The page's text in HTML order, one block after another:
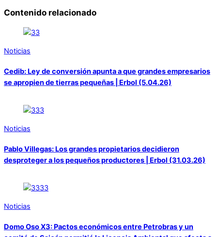
Contenido relacionado
Noticias
Cedib: Ley de conversión apunta a que grandes empresarios
se apropien de tierras pequeñas | Erbol (5.04.26)
Noticias
Pablo Villegas: Los grandes propietarios decidieron
desproteger a los pequeños productores | Erbol (31.03.26)
Noticias
Domo Oso X3: Pactos económicos entre Petrobras y un